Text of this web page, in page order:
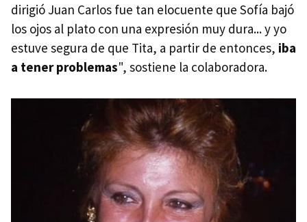
dirigió Juan Carlos fue tan elocuente que Sofía bajó
los ojos al plato con una expresión muy dura... y yo
estuve segura de que Tita, a partir de entonces, iba
a tener problemas", sostiene la colaboradora.